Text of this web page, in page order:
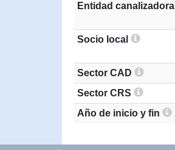
Entidad canalizadora
Socio local
Sector CAD
Sector CRS
Año de inicio y fin